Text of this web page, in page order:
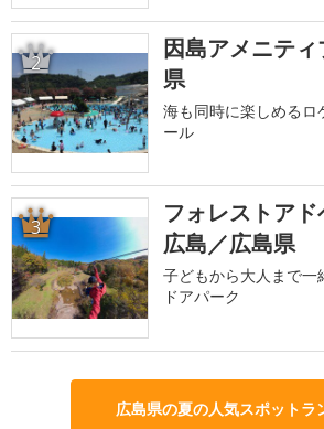
2
因島アメニテ
県
海も同時に楽しめる
ール
3
フォレストアド
広島／広島県
子どもから大人まで一
ドアパーク
広島県の夏の人気スポットラ